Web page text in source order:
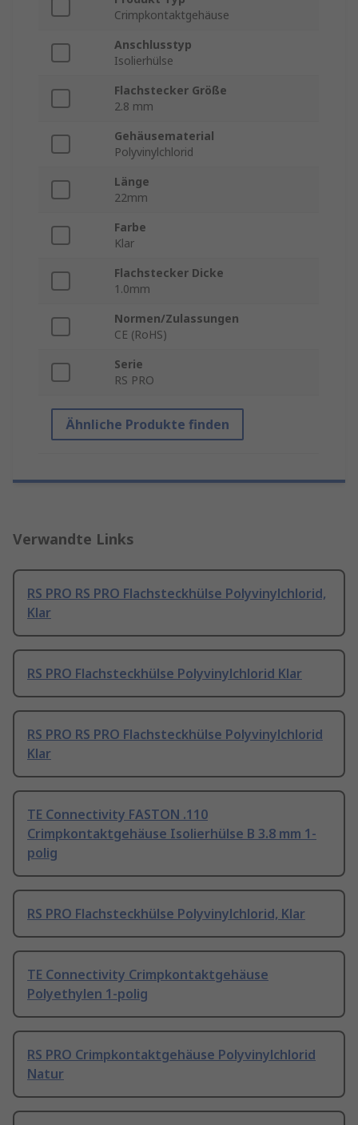
Crimpkontaktgehäuse
Anschlusstyp
Isolierhülse
Flachstecker Größe
2.8 mm
Gehäusematerial
Polyvinylchlorid
Länge
22mm
Farbe
Klar
Flachstecker Dicke
1.0mm
Normen/Zulassungen
CE (RoHS)
Serie
RS PRO
Ähnliche Produkte finden
Verwandte Links
RS PRO RS PRO Flachsteckhülse Polyvinylchlorid,
Klar
RS PRO Flachsteckhülse Polyvinylchlorid Klar
RS PRO RS PRO Flachsteckhülse Polyvinylchlorid
Klar
TE Connectivity FASTON .110
Crimpkontaktgehäuse Isolierhülse B 3.8 mm 1-
polig
RS PRO Flachsteckhülse Polyvinylchlorid, Klar
TE Connectivity Crimpkontaktgehäuse
Polyethylen 1-polig
RS PRO Crimpkontaktgehäuse Polyvinylchlorid
Natur